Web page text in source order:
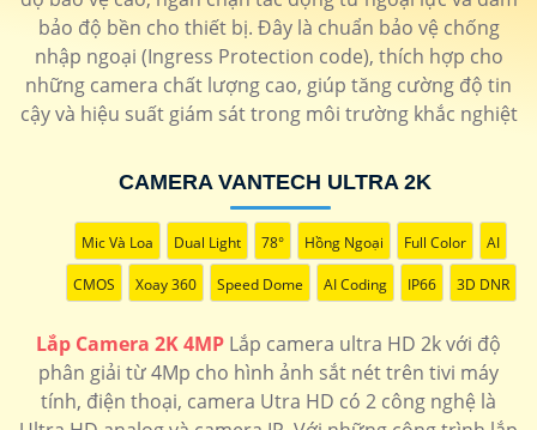
️🖍 lắp camera hình ảnh chất lượng sắt nét độ phân giải
4MP trở lên đạt chất lượng 2k thương hiệu camera uy tín
bảo hành chính hãng 24 tháng. Camera An Thành Phát
cung cấp những dòng sản phẩm camera chính hãng hình
ảnh sắt nét cho công trình chất lượng . 🛒
LOẠI CAMERA ULTRA 2K
THÔNG TIN
💎 Trọn Bộ Camera 2K
7.400.000 VNĐBộ 4 camera sắt nét tích hợp micro giá rẻ Camera Gia
Đình
🗂 Camera wifi 360 Siêu Nét
bảo độ bền cho thiết bị. Đây là chuẩn bảo vệ chống
nhập ngoại (Ingress Protection code), thích hợp cho
những camera chất lượng cao, giúp tăng cường độ tin
cậy và hiệu suất giám sát trong môi trường khắc nghiệt
CAMERA VANTECH ULTRA 2K
Mic Và Loa Dual Light 78° Hồng Ngoại Full Color AI
CMOS Xoay 360 Speed Dome AI Coding IP66 3D DNR
Lắp Camera 2K 4MP Lắp camera ultra HD 2k với độ
phân giải từ 4Mp cho hình ảnh sắt nét trên tivi máy
tính, điện thoại, camera Utra HD có 2 công nghệ là